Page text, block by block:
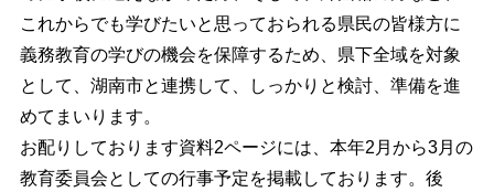
これからでも学びたいと思っておられる県民の皆様方に
義務教育の学びの機会を保障するため、県下全域を対象
として、湖南市と連携して、しっかりと検討、準備を進
めてまいります。
お配りしております資料2ページには、本年2月から3月の
教育委員会としての行事予定を掲載しております。後